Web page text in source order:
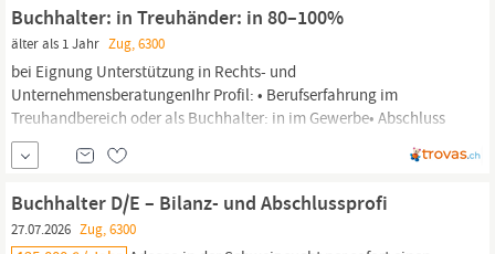
Treuhandexperten und Führungspersönlichkeiten bei ihrer
langfristigen...
Buchhalter: in Treuhänder: in 80–100%
älter als 1 Jahr Zug, 6300
bei Eignung Unterstützung in Rechts- und
UnternehmensberatungenIhr Profil: • Berufserfahrung im
Treuhandbereich oder als Buchhalter: in im Gewerbe• Abschluss
(in Ausbildung) als Treuhänder: in mit eidg. Fachausweis oder
eidg. Fachausweis im Finanz- und
Stilsicher in
zielstrebig,...
Buchhalter D/E – Bilanz- und Abschlussprofi
27.07.2026 Zug, 6300